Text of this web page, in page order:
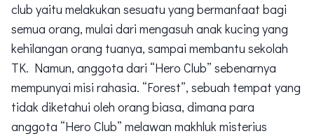
club yaitu melakukan sesuatu yang bermanfaat bagi
semua orang, mulai dari mengasuh anak kucing yang
kehilangan orang tuanya, sampai membantu sekolah
TK. Namun, anggota dari “Hero Club” sebenarnya
mempunyai misi rahasia. “Forest”, sebuah tempat yang
tidak diketahui oleh orang biasa, dimana para
anggota “Hero Club” melawan makhluk misterius